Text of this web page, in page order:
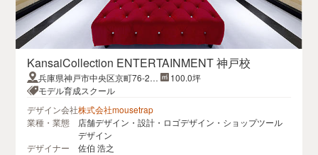
KansaiCollection ENTERTAINMENT 神戸校
兵庫県神戸市中央区京町76-2明
海三宮第2ビル 7F
100.0坪
モデル育成スクール
デザイン会社株式会社mousetrap
業種・業態
店舗デザイン・設計・ロゴデザイン・ショップツール
デザイン
デザイナー
佐伯 浩之